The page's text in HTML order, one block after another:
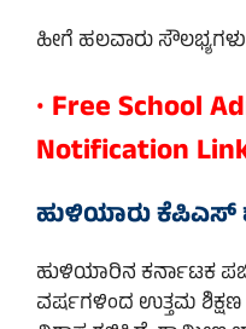
ಹೀಗೆ ಹಲವಾರು ಸೌಲಭ್ಯಗಳು
• Free School
Notification
ಹುಳಿಯಾರು ಕೆಪಿಎಸ್
ಹುಳಿಯಾರಿನ ಕರ್ನಾಟಕ
ವರ್ಷಗಳಿಂದ ಉತ್ತಮ